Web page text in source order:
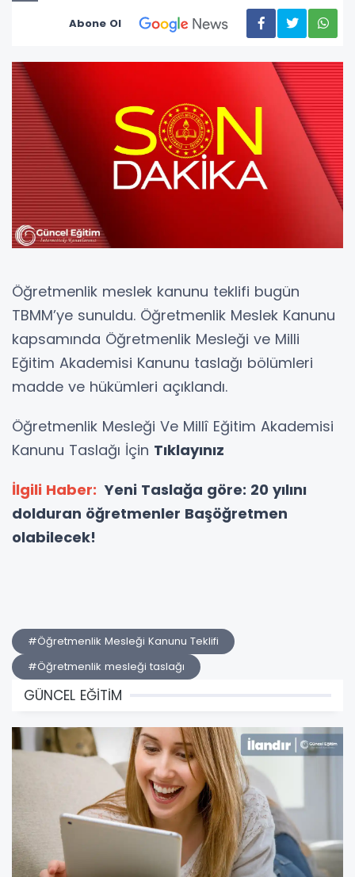
Abone Ol
Öğretmenlik meslek kanunu teklifi bugün
TBMM’ye sunuldu. Öğretmenlik Meslek Kanunu
kapsamında Öğretmenlik Mesleği ve Milli
Eğitim Akademisi Kanunu taslağı bölümleri
madde ve hükümleri açıklandı.
Öğretmenlik Mesleği Ve Millî Eğitim Akademisi
Kanunu Taslağı İçin Tıklayınız
İlgili Haber: Yeni Taslağa göre: 20 yılını
dolduran öğretmenler Başöğretmen
olabilecek!
#Öğretmenlik Mesleği Kanunu Teklifi
#Öğretmenlik mesleği taslağı
GÜNCEL EĞİTİM